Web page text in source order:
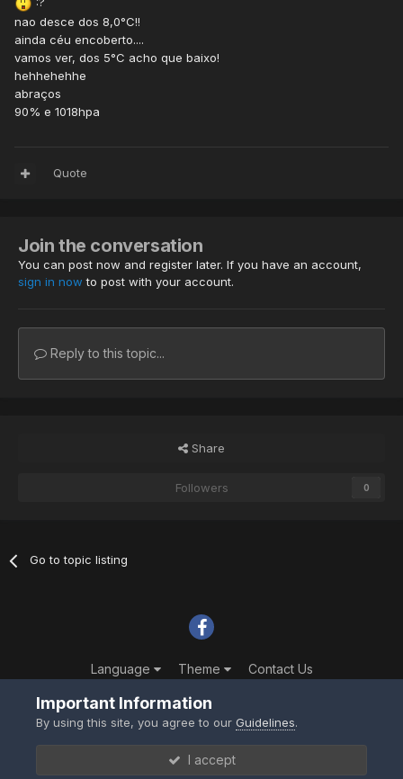
nao desce dos 8,0°C!!
ainda céu encoberto....
vamos ver, dos 5°C acho que baixo!
hehhehehhe
abraços
90% e 1018hpa
Quote
Join the conversation
You can post now and register later. If you have an account,
sign in now to post with your account.
Reply to this topic...
Share
Followers 0
Go to topic listing
Language Theme Contact Us
Important Information
By using this site, you agree to ourGuidelines.
I accept